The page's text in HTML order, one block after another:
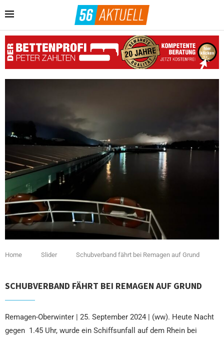
Home Slider Schubverband fährt bei Remagen auf Grund
SCHUBVERBAND FÄHRT BEI REMAGEN AUF GRUND
Remagen-Oberwinter | 25. September 2024 | (ww). Heute Nacht
gegen 1.45 Uhr, wurde ein Schiffsunfall auf dem Rhein bei